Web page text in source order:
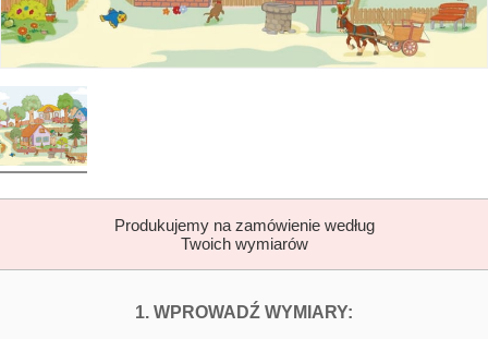
Produkujemy na zamówienie według
Twoich wymiarów
1. WPROWADŹ WYMIARY: